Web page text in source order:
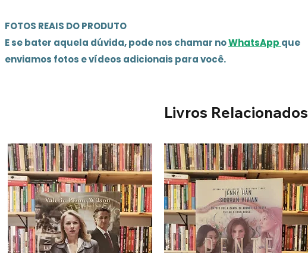
FOTOS REAIS DO PRODUTO
E se bater aquela dúvida, pode nos chamar noWhatsApp que
enviamos fotos e vídeos adicionais para você.
Livros Relacionados